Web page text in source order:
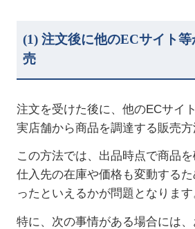
(1) 注文後に他のECサイト等
売
注文を受けた後に、他のECサイ
実店舗から商品を調達する販売方
この方法では、出品時点で商品を
仕入先の在庫や価格も変動する
ったといえるかが問題となります
特に、次の事情がある場合には